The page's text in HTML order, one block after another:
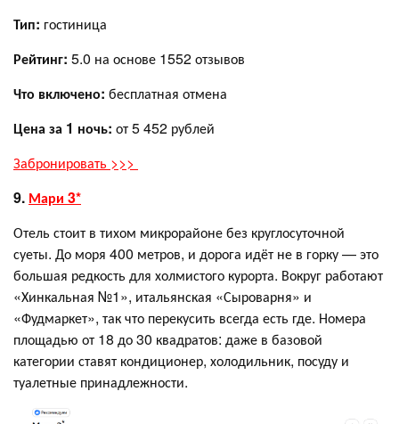
Тип: гостиница
Рейтинг: 5.0 на основе 1552 отзывов
Что включено: бесплатная отмена
Цена за 1 ночь: от 5 452 рублей
Забронировать >>>
9. Мари 3*
Отель стоит в тихом микрорайоне без круглосуточной
суеты. До моря 400 метров, и дорога идёт не в горку — это
большая редкость для холмистого курорта. Вокруг работают
«Хинкальная №1», итальянская «Сыроварня» и
«Фудмаркет», так что перекусить всегда есть где. Номера
площадью от 18 до 30 квадратов: даже в базовой
категории ставят кондиционер, холодильник, посуду и
туалетные принадлежности.